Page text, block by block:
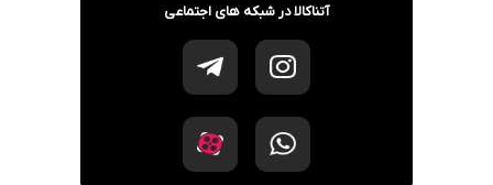
آتناکالا در شبکه های اجتماعی